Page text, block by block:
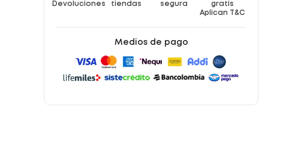
Devoluciones
tiendas
segura
gratis
Aplican T&C
Medios de pago